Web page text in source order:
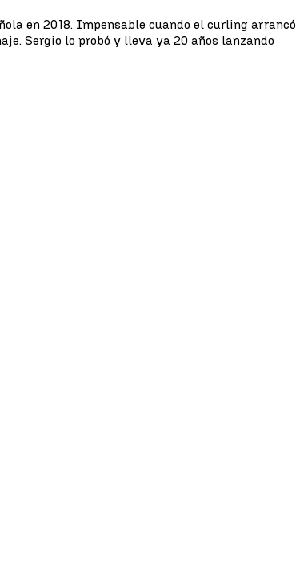
en 2018. Impensable cuando el curling arrancó
Sergio lo probó y lleva ya 20 años lanzando